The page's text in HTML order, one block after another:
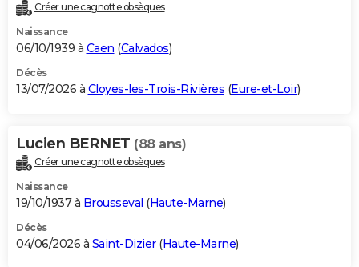
Destinations
City break
Voyage nature
Voyage de noces
Forum
Climat
+PHOTO
GUIDES D'ACHAT
BONS PLANS
Carte de Noël
Carte Bonne année
Carte Saint-Valentin
Carte Pâques
Carte d'anniversaire
DICTIONNAIRE
Dictionnaire
Biographies
Citations
Expressions
Proverbes
PROGRAMME TV
S'inscrire
Se connecter
Lycées
Collèges
Primaires
Universités
Entreprises
Service militaire
Avis de recherche
AVIS DE DÉCÈS
Créer une cagnotte obsèques
Naissance
06/10/1939 à Caen (Calvados)
Décès
13/07/2026 à Cloyes-les-Trois-Rivières (Eure-et-Loir)
Lucien BERNET (88 ans)
Créer une cagnotte obsèques
Naissance
19/10/1937 à Brousseval (Haute-Marne)
Décès
04/06/2026 à Saint-Dizier(Haute-Marne)